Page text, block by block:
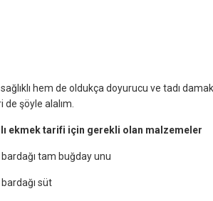
hem de oldukça doyurucu ve tadı
de şöyle alalım.
ekmek tarifi için gerekli olan malzemeler
bardağı tam buğday unu
süt